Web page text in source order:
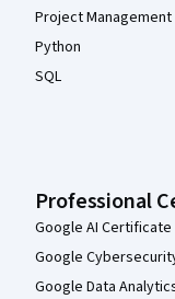
Project Management
Python
SQL
Professional
Google AI Certificate
Google
Google Data